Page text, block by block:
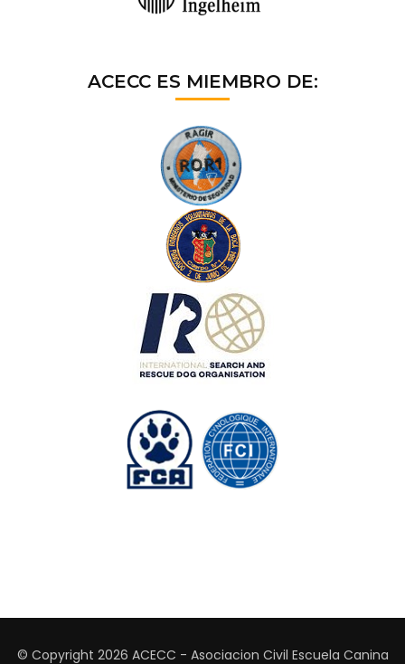
ACECC ES MIEMBRO DE:
© Copyright 2026 ACECC - Asociacion Civil Escuela Canina